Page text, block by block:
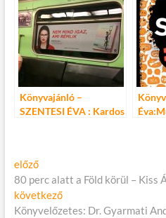
Könyvajánló –
SZENTESI ÉVA : Kardos
Bejegyzés
navigáció
előzőElőző
cikk:
80 perc alatt a Föld körül – Kiss
következőKövetkező
cikk:
Könyvelőzetes: Dr. Gyarmati